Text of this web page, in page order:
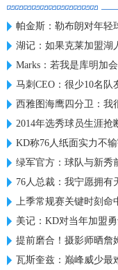
帕金斯：勒布朗对年轻
湖记：如果克莱加盟湖
Marks：若我是库明加
马刺CEO：很少10名队
西雅图海鹰四分卫：我
2014年选秀球员生涯
KD称76人纸面实力不
绿军官方：球队与新秀
76人总裁：我宁愿拥
上季常规赛关键时刻命
美记：KD对当年加盟
提前磨合！摄影师晒詹
瓦斯奎兹：巅峰威少最